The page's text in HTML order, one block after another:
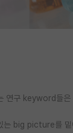
연구 keyword들은
는 big picture를 밑